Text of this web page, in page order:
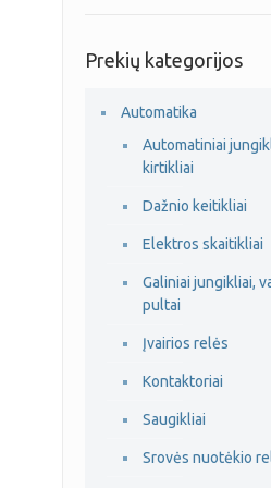
Prekių kategorijos
Automatika
Automatiniai
kirtikliai
Dažnio keitikliai
Elektros skaitikliai
Galiniai jungikliai,
pultai
Įvairios relės
Kontaktoriai
Saugikliai
Srovės nuotėkio